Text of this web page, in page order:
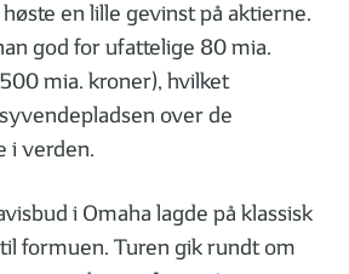
en lille gevinst på aktierne.
god for ufattelige 80 mia.
mia. kroner), hvilket
over de
i verden.
i Omaha lagde på klassisk
formuen. Turen gik rundt om